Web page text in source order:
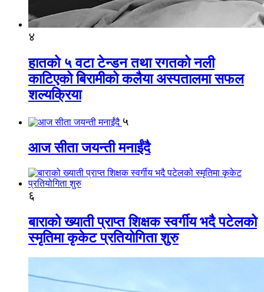
४
हातको ५ वटा टेन्डन तथा रगतको नली
काटिएको बिरामीको कलैया अस्पतालमा सफल
शल्यक्रिया
५
आज सीता जयन्ती मनाईंदै
६
बाराको ख्याती प्राप्त शिक्षक स्वर्गीय भदै पटेलको
स्मृतिमा कृकेट प्रतियोगिता शुरु